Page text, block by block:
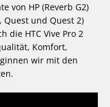
von HP (Reverb G2)
Quest und Quest 2)
die HTC Vive Pro 2
Komfort,
wir mit den